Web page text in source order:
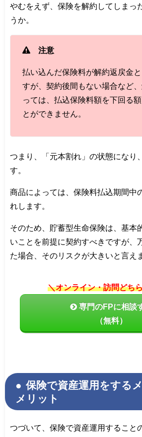
やむをえず、保険を解約してしまっ
うか。
注意
払い込んだ保険料が解約返戻金
すが、契約後間もない場合など
っては、払込保険料額を下回る
とができません。
つまり、「元本割れ」の状態になり
す。
商品によっては、保険料払込期間中
れします。
そのため、貯蓄型生命保険は、基本
いことを前提に契約すべきですが、
た場合、そのリスクが大きいと言え
＼オンライン・訪問どち
専門のFPに相談
（無料）
保険で資産運用をする
メリット
つづいて、保険で資産運用すること